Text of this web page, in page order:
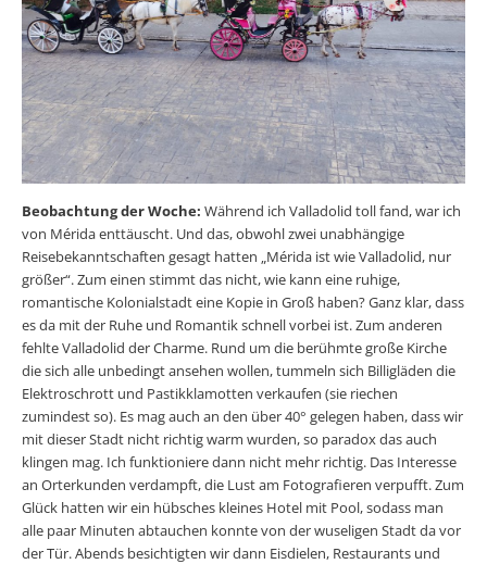
Beobachtung der Woche: Während ich Valladolid toll fand, war ich
von Mérida enttäuscht. Und das, obwohl zwei unabhängige
Reisebekanntschaften gesagt hatten „Mérida ist wie Valladolid, nur
größer“. Zum einen stimmt das nicht, wie kann eine ruhige,
romantische Kolonialstadt eine Kopie in Groß haben? Ganz klar, dass
es da mit der Ruhe und Romantik schnell vorbei ist. Zum anderen
fehlte Valladolid der Charme. Rund um die berühmte große Kirche
die sich alle unbedingt ansehen wollen, tummeln sich Billigläden die
Elektroschrott und Pastikklamotten verkaufen (sie riechen
zumindest so). Es mag auch an den über 40° gelegen haben, dass wir
mit dieser Stadt nicht richtig warm wurden, so paradox das auch
klingen mag. Ich funktioniere dann nicht mehr richtig. Das Interesse
an Orterkunden verdampft, die Lust am Fotografieren verpufft. Zum
Glück hatten wir ein hübsches kleines Hotel mit Pool, sodass man
alle paar Minuten abtauchen konnte von der wuseligen Stadt da vor
der Tür. Abends besichtigten wir dann Eisdielen, Restaurants und